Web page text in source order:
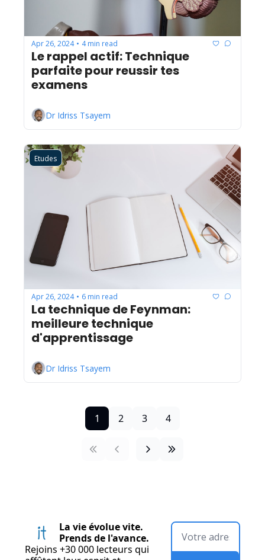
Apr 26, 2024 • 4 min read
Le rappel actif: Technique
parfaite pour reussir tes
examens
Dr Idriss Tsayem
Etudes
Apr 26, 2024 • 6 min read
La technique de Feynman:
meilleure technique
d'apprentissage
Dr Idriss Tsayem
1 2 3 4
La vie évolue vite.
Prends de l'avance.
Rejoins +30 000 lecteurs qui